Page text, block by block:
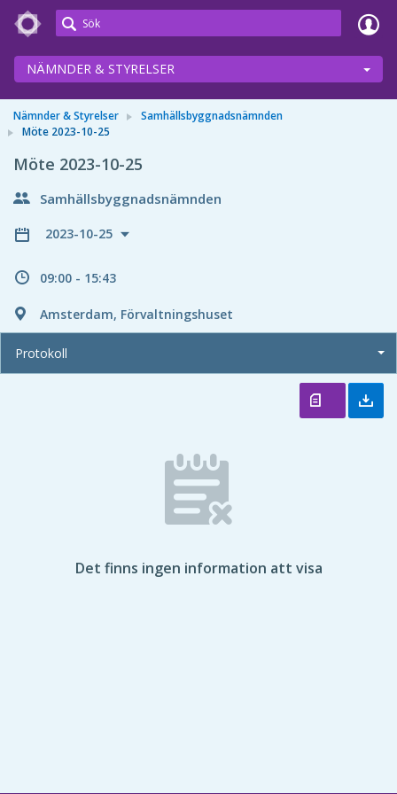
Meetings+
NÄMNDER & STYRELSER
Nämnder & Styrelser
Samhällsbyggnadsnämnden
Möte 2023-10-25
Möte 2023-10-25
Samhällsbyggnadsnämnden
2023-10-25
09:00 - 15:43
Amsterdam, Förvaltningshuset
Protokoll
Det finns ingen information att visa